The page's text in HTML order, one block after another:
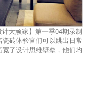
大顽家】第一季04期录制
砖体验官们可以跳出日常
了设计思维壁垒，他们均